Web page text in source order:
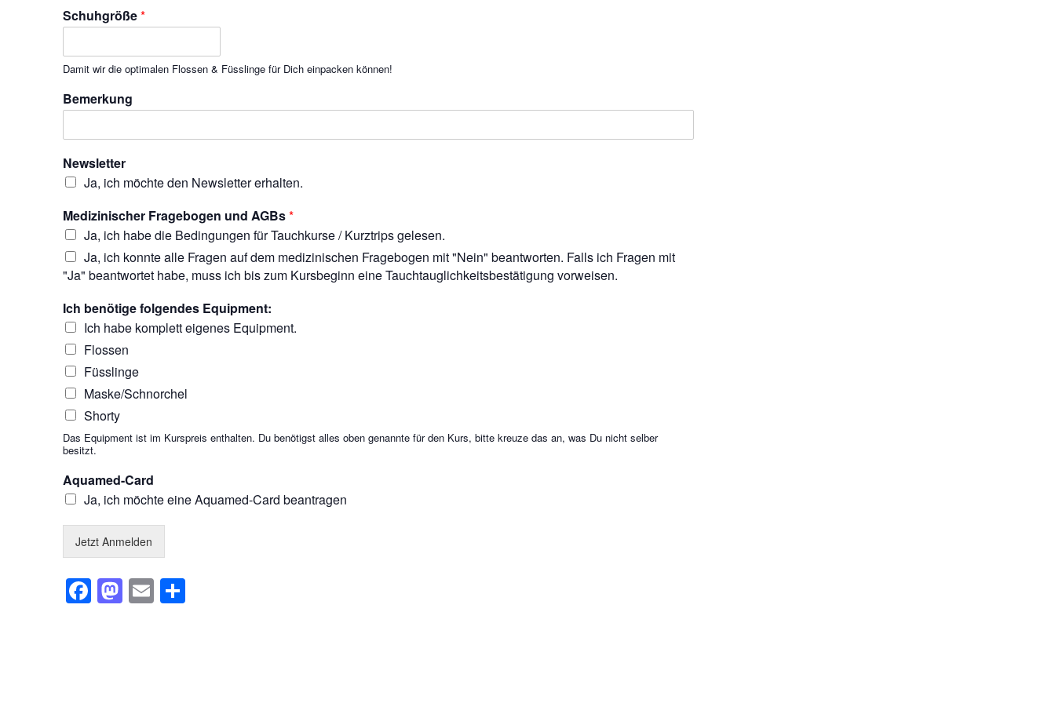
Schuhgröße*
Damit wir die optimalen Flossen & Füsslinge für Dich einpacken können!
Bemerkung
Newsletter
Ja, ich möchte den Newsletter erhalten.
Medizinischer Fragebogen und AGBs*
Ja, ich habe die Bedingungen für Tauchkurse / Kurztrips gelesen.
Ja, ich konnte alle Fragen auf dem medizinischen Fragebogen mit "Nein" beantworten. Falls ich Fragen mit
"Ja" beantwortet habe, muss ich bis zum Kursbeginn eine Tauchtauglichkeitsbestätigung vorweisen.
Ich benötige folgendes Equipment:
Ich habe komplett eigenes Equipment.
Flossen
Füsslinge
Maske/Schnorchel
Shorty
Das Equipment ist im Kurspreis enthalten. Du benötigst alles oben genannte für den Kurs, bitte kreuze das an, was Du nicht selber
besitzt.
Aquamed-Card
Ja, ich möchte eine Aquamed-Card beantragen
Jetzt Anmelden
Facebook
Mastodon
Email